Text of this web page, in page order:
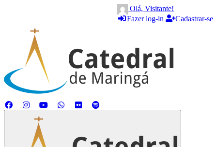
Olá, Visitante!
Fazer log-in
Cadastrar-se